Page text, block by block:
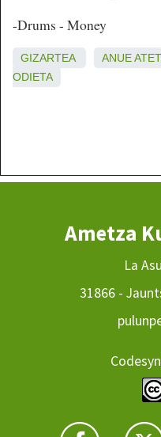
-Drums - Money
GIZARTEA ANUE
ODIETA
Ametza
La
31866 -